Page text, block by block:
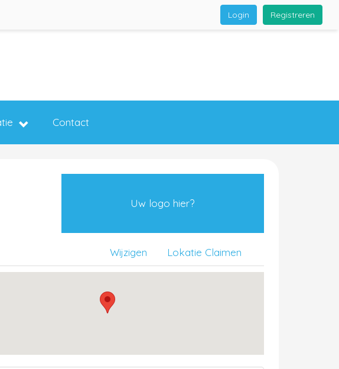
Registreren
Login
Contact
Uw logo hier?
Lokatie Claimen
Wijzigen